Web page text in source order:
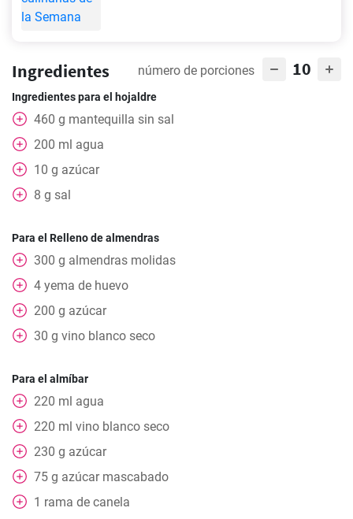
Ingredientes número de porciones 10
Ingredientes para el hojaldre
460 g mantequilla sin sal
200 ml agua
10 g azúcar
8 g sal
Para el Relleno de almendras
300 g almendras molidas
4 yema de huevo
200 g azúcar
30 g vino blanco seco
Para el almíbar
220 ml agua
220 ml vino blanco seco
230 g azúcar
75 g azúcar mascabado
1 rama de canela